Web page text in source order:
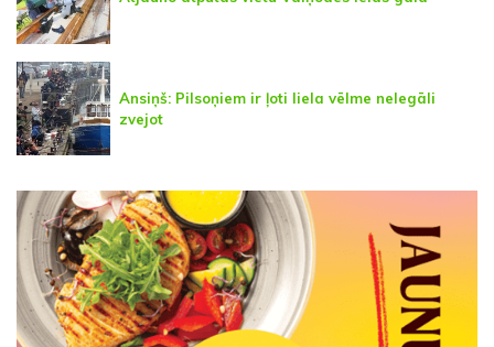
Ansiņš: Pilsoņiem ir ļoti liela vēlme nelegāli
zvejot